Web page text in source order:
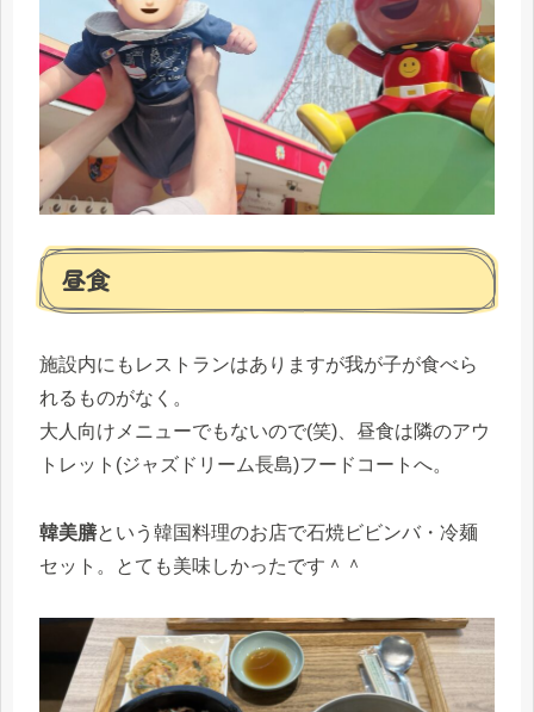
昼食
施設内にもレストランはありますが我が子が食べら
れるものがなく。
大人向けメニューでもないので(笑)、昼食は隣のアウ
トレット(ジャズドリーム長島)フードコートへ。
韓美膳という韓国料理のお店で石焼ビビンバ・冷麺
セット。とても美味しかったです＾＾